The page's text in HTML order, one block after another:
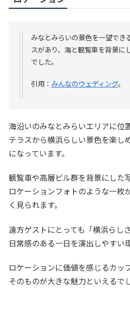
みなとみらいの景色を一望でき
スがあり、海と観覧車を背景に
でした。
引用： みんなのウェディング。
海沿いのみなとみらいエリアに位
テラスから横浜らしい景色を楽し
になっています。
観覧車や高層ビル群を背景にした
ロケーションフォトのような一枚
く見られます。
遠方ゲストにとっても「横浜らし
日常感のある一日を演出しやすい
ロケーションに価値を感じるカッ
そのものが大きな魅力といえるで